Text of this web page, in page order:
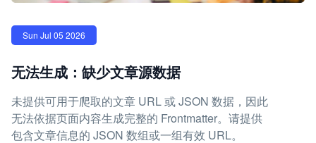
Sun Jul 05 2026
无法生成：缺少文章源数据
未提供可用于爬取的文章 URL 或 JSON 数据，因此
无法依据页面内容生成完整的 Frontmatter。请提供
包含文章信息的 JSON 数组或一组有效 URL。